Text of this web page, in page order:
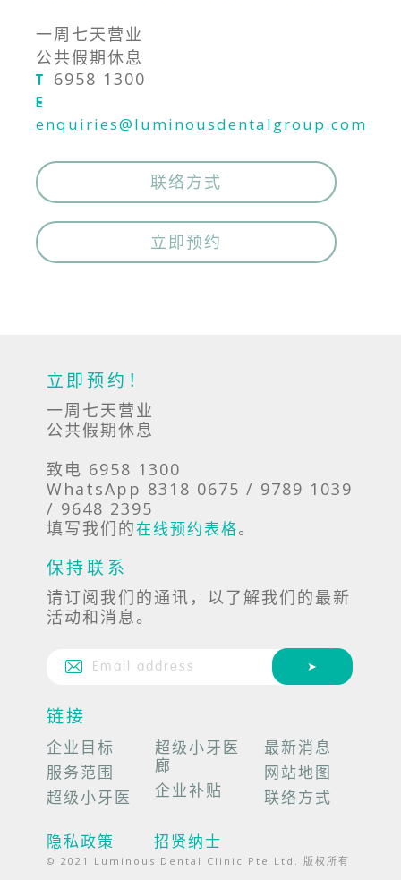
一周七天营业
公共假期休息
T 6958 1300
E
enquiries@luminousdentalgroup.com
联络方式
立即预约
立即预约！
一周七天营业
公共假期休息
致电 6958 1300
WhatsApp 8318 0675 / 9789 1039
/ 9648 2395
填写我们的在线预约表格。
保持联系
请订阅我们的通讯，以了解我们的最新
活动和消息。
链接
企业目标
服务范围
超级小牙医
超级小牙医
廊
企业补贴
最新消息
网站地图
联络方式
隐私政策 招贤纳士
© 2021 Luminous Dental Clinic Pte Ltd. 版权所有